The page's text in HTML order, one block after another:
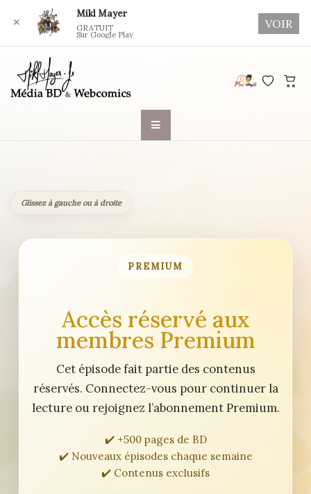
Glissez à gauche ou à droite
PREMIUM
Accès réservé aux
membres Premium
Cet épisode fait partie des contenus
réservés. Connectez-vous pour continuer la
lecture ou rejoignez l’abonnement Premium.
✔️ +500 pages de BD
✔️ Nouveaux épisodes chaque semaine
✔️ Contenus exclusifs
✕
Mikl Mayer
GRATUIT
Sur Google Play
VOIR